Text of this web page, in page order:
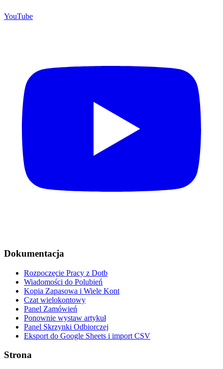
YouTube
Dokumentacja
Rozpoczęcie Pracy z Dotb
Wiadomości do Polubień
Kopia Zapasowa i Wiele Kont
Czat wielokontowy
Panel Zamówień
Ponownie wystaw artykuł
Panel Skrzynki Odbiorczej
Eksport do Google Sheets i import CSV
Strona